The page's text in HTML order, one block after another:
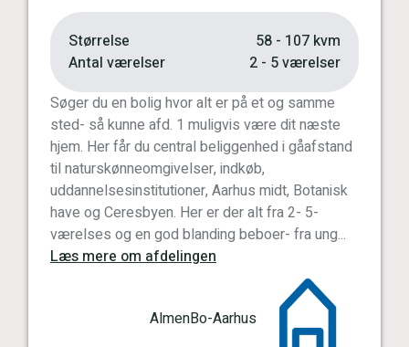
Størrelse
58 - 107 kvm
Antal værelser
2 - 5 værelser
Søger du en bolig hvor alt er på et og samme
sted- så kunne afd. 1 muligvis være dit næste
hjem. Her får du central beliggenhed i gåafstand
til naturskønneomgivelser, indkøb,
uddannelsesinstitutioner, Aarhus midt, Botanisk
have og Ceresbyen. Her er der alt fra 2- 5-
værelses og en god blanding beboer- fra ung...
Læs mere om afdelingen
AlmenBo-Aarhus